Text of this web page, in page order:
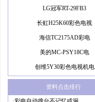
LG冠军RT-29FB3
长虹H25K60彩色电视
海信TC2175AD彩电
美的MC-PSY18C电
创维5Y30彩色电视机电
资料点击排行